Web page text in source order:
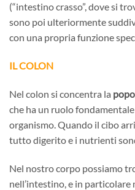
(“intestino crasso”, dove si
sono poi ulteriormente
con una propria funzione
IL COLON
Nel colon si concentra la
che ha un ruolo
organismo. Quando il cibo
tutto digerito e i nutrienti
Nel nostro corpo possiamo
nell’intestino, e in particolare